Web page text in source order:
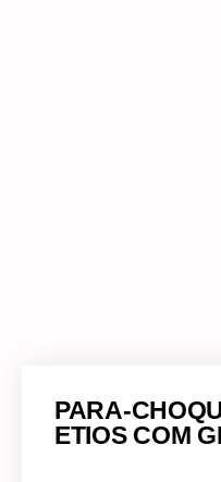
PARA-
ETIOS COM